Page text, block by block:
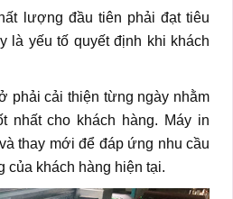
lượng đầu tiên phải đạt tiêu
là yếu tố quyết định khi khách
phải cải thiện từng ngày nhằm
nhất cho khách hàng. Máy in
thay mới để đáp ứng nhu cầu
của khách hàng hiện tại.